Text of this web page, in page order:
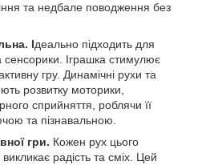
та недбале поводження без
Ідеально підходить для
сенсорики. Іграшка стимулює
гру. Динамічні рухи та
розвитку моторики,
сприйняття, роблячи її
та пізнавальною.
гри. Кожен рух цього
радість та сміх. Цей